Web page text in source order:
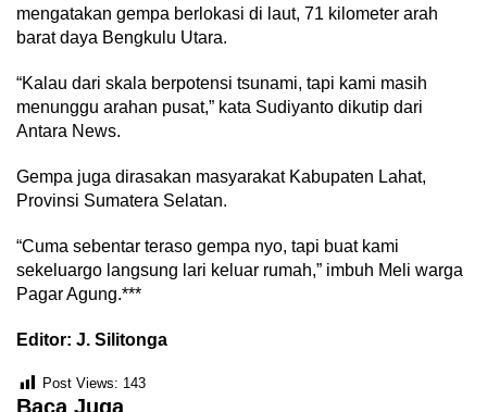
mengatakan gempa berlokasi di laut, 71 kilometer arah
barat daya Bengkulu Utara.
“Kalau dari skala berpotensi tsunami, tapi kami masih
menunggu arahan pusat,” kata Sudiyanto dikutip dari
Antara News.
Gempa juga dirasakan masyarakat Kabupaten Lahat,
Provinsi Sumatera Selatan.
“Cuma sebentar teraso gempa nyo, tapi buat kami
sekeluargo langsung lari keluar rumah,” imbuh Meli warga
Pagar Agung.***
Editor: J. Silitonga
Post Views: 143
Baca Juga